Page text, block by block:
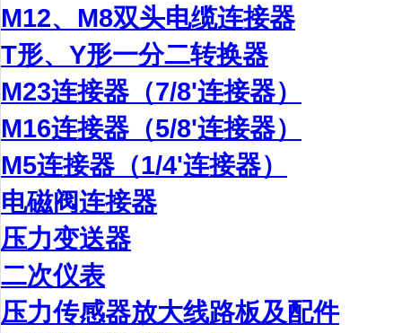
M12、M8双头电缆连接器
T形、Y形一分二转换器
M23连接器（7/8'连接器）
M16连接器（5/8'连接器）
M5连接器（1/4'连接器）
电磁阀连接器
压力变送器
二次仪表
压力传感器放大线路板及配件